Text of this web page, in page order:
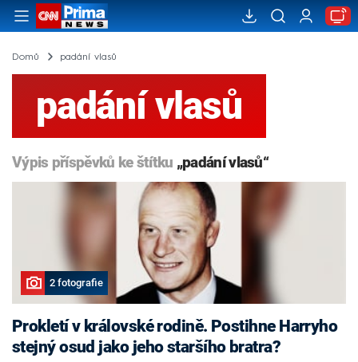
Domů padání vlasů
padání vlasů
Výpis příspěvků ke štítku „padání vlasů“
2 fotografie
Prokletí v královské rodině. Postihne Harryho
stejný osud jako jeho staršího bratra?